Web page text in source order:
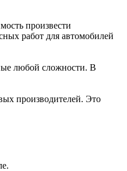
произвести
работ для автомобилей
любой сложности. В
производителей. Это